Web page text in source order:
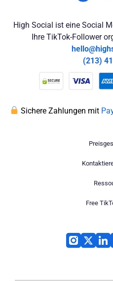
High Social ist eine Social
Ihre TikTok-Follower
(213)
Sichere Zahlungen mit
Free